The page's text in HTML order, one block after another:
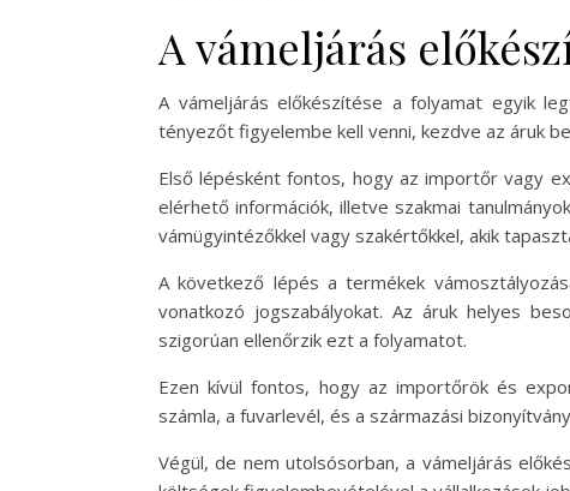
A vámeljárás
A vámeljárás előkészítése a folyamat egyik
tényezőt figyelembe kell venni, kezdve az áruk
Első lépésként fontos, hogy az importőr vagy
elérhető információk, illetve szakmai
vámügyintézőkkel vagy szakértőkkel, akik
A következő lépés a termékek
vonatkozó jogszabályokat. Az áruk helyes
szigorúan ellenőrzik ezt a folyamatot.
Ezen kívül fontos, hogy az importőrök és
számla, a fuvarlevél, és a származási
Végül, de nem utolsósorban, a vámeljárás